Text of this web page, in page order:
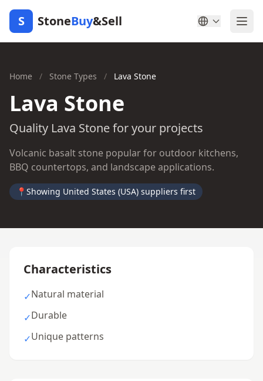
S StoneBuy&Sell
Home / Stone Types / Lava Stone
Lava Stone
Quality Lava Stone for your projects
Volcanic basalt stone popular for outdoor kitchens,
BBQ countertops, and landscape applications.
📍 Showing United States (USA) suppliers first
Characteristics
✓Natural material
✓Durable
✓Unique patterns